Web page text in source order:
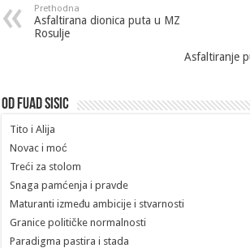
Prethodna
Asfaltirana dionica puta u MZ
Rosulje
Asfaltiranje
Od Fuad Sisic
Tito i Alija
Novac i moć
Treći za stolom
Snaga pamćenja i pravde
Maturanti između ambicije i stvarnosti
Granice političke normalnosti
Paradigma pastira i stada